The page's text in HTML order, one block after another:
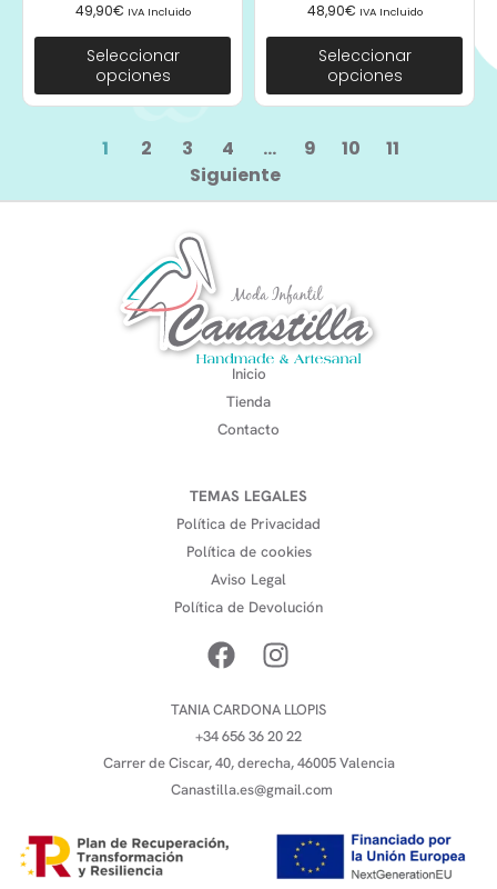
49,90€ IVA Incluido
Seleccionar
opciones
48,90€ IVA Incluido
Seleccionar
opciones
1 2 3 4 … 9 10
11
Siguiente
Inicio
Tienda
Contacto
TEMAS LEGALES
Política de Privacidad
Política de cookies
Aviso Legal
Política de Devolución
TANIA CARDONA LLOPIS
+34 656 36 20 22
Carrer de Ciscar, 40, derecha, 46005 Valencia
Canastilla.es@gmail.com